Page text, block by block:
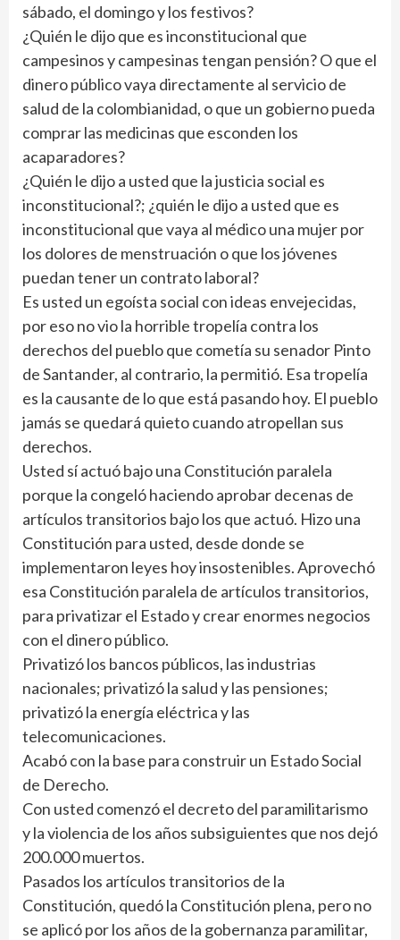
sábado, el domingo y los festivos?
¿Quién le dijo que es inconstitucional que
campesinos y campesinas tengan pensión? O que el
dinero público vaya directamente al servicio de
salud de la colombianidad, o que un gobierno pueda
comprar las medicinas que esconden los
acaparadores?
¿Quién le dijo a usted que la justicia social es
inconstitucional?; ¿quién le dijo a usted que es
inconstitucional que vaya al médico una mujer por
los dolores de menstruación o que los jóvenes
puedan tener un contrato laboral?
Es usted un egoísta social con ideas envejecidas,
por eso no vio la horrible tropelía contra los
derechos del pueblo que cometía su senador Pinto
de Santander, al contrario, la permitió. Esa tropelía
es la causante de lo que está pasando hoy. El pueblo
jamás se quedará quieto cuando atropellan sus
derechos.
Usted sí actuó bajo una Constitución paralela
porque la congeló haciendo aprobar decenas de
artículos transitorios bajo los que actuó. Hizo una
Constitución para usted, desde donde se
implementaron leyes hoy insostenibles. Aprovechó
esa Constitución paralela de artículos transitorios,
para privatizar el Estado y crear enormes negocios
con el dinero público.
Privatizó los bancos públicos, las industrias
nacionales; privatizó la salud y las pensiones;
privatizó la energía eléctrica y las
telecomunicaciones.
Acabó con la base para construir un Estado Social
de Derecho.
Con usted comenzó el decreto del paramilitarismo
y la violencia de los años subsiguientes que nos dejó
200.000 muertos.
Pasados los artículos transitorios de la
Constitución, quedó la Constitución plena, pero no
se aplicó por los años de la gobernanza paramilitar,